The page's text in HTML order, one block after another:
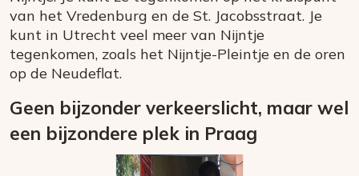
van het Vredenburg en de St. Jacobsstraat. Je
kunt in Utrecht veel meer van Nijntje
tegenkomen, zoals het Nijntje-Pleintje en de oren
op de Neudeflat.
Geen bijzonder verkeerslicht, maar wel
een bijzondere plek in Praag